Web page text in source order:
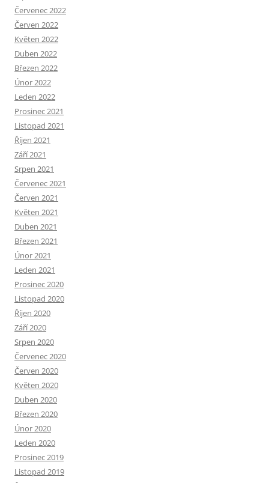
Červenec 2022
Červen 2022
Květen 2022
Duben 2022
Březen 2022
Únor 2022
Leden 2022
Prosinec 2021
Listopad 2021
Říjen 2021
Září 2021
Srpen 2021
Červenec 2021
Červen 2021
Květen 2021
Duben 2021
Březen 2021
Únor 2021
Leden 2021
Prosinec 2020
Listopad 2020
Říjen 2020
Září 2020
Srpen 2020
Červenec 2020
Červen 2020
Květen 2020
Duben 2020
Březen 2020
Únor 2020
Leden 2020
Prosinec 2019
Listopad 2019